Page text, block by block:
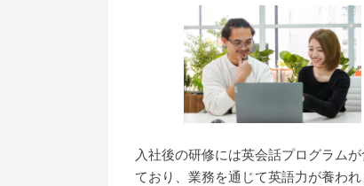
入社後の研修には英会話プログラム
ており、業務を通じて英語力が養われ